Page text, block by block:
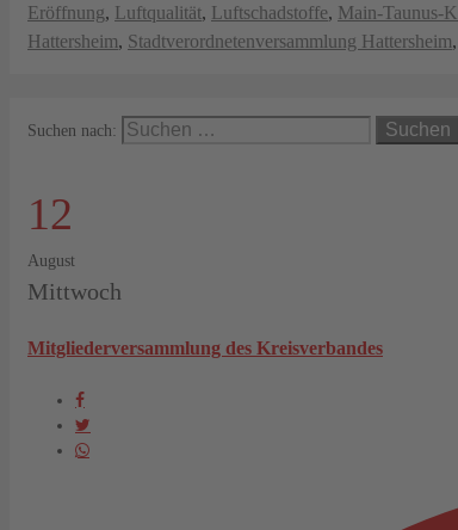
Eröffnung, Luftqualität, Luftschadstoffe, Main-Taunus-
Hattersheim, Stadtverordnetenversammlung Hattersheim,
Suchen nach:
12
August
Mittwoch
Mitgliederversammlung des Kreisverbandes